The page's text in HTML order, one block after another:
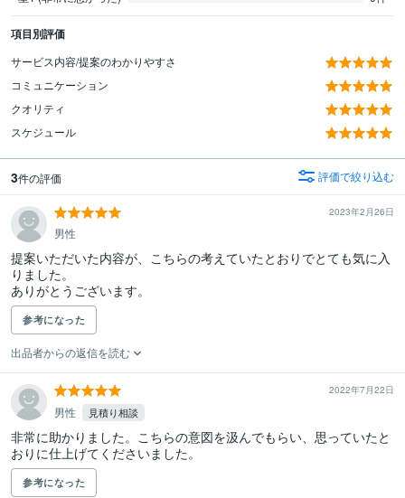
項目別評価
サービス内容/提案のわかりやすさ
コミュニケーション
クオリティ
スケジュール
3件の評価 評価で絞り込む
2023年2月26日
男性
提案いただいた内容が、こちらの考えていたとおりでとても気に入
りました。
参考になった
出品者からの返信を読む
2022年7月22日
男性 見積り相談
非常に助かりました。こちらの意図を汲んでもらい、思っていたと
おりに仕上げてくださいました。
参考になった